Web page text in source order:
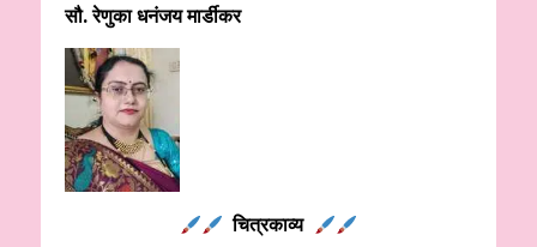
सौ. रेणुका धनंजय मार्डीकर
चित्रकाव्य